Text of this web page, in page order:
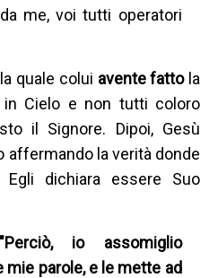
me, voi tutti operatori
quale colui avente fattola
in Cielo e non tutti coloro
il Signore. Dipoi, Gesù
la verità donde
dichiara essere Suo
"Perciò, io assomiglio
parole, e le mette ad